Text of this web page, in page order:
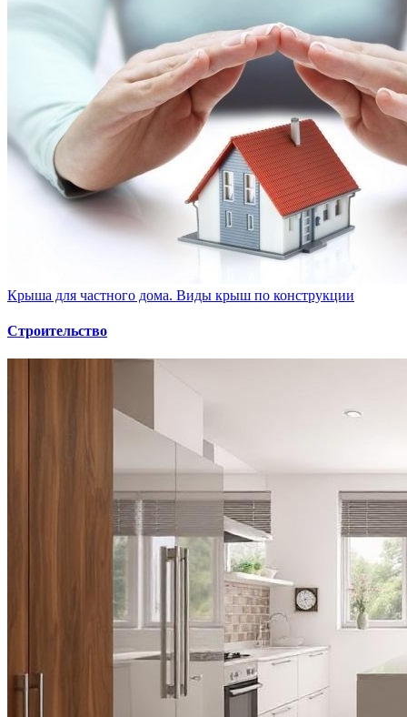
Крыша для частного дома. Виды крыш по конструкции
Строительство